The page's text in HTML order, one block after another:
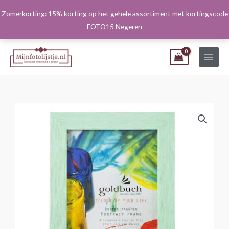
Zomerkorting: 15% korting op het gehele assortiment met kortingscode
FOTO15 Negeren
naar